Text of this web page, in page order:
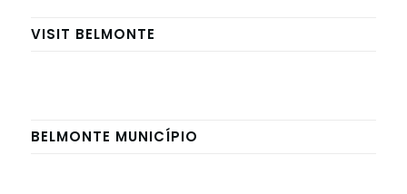
VISIT BELMONTE
BELMONTE MUNICÍPIO